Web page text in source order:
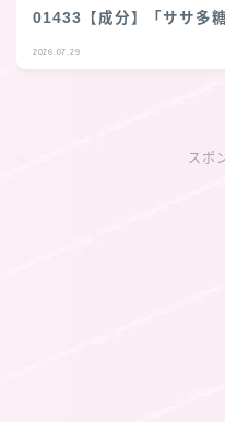
01433【成分】「ササ多
2026.07.29
スポ